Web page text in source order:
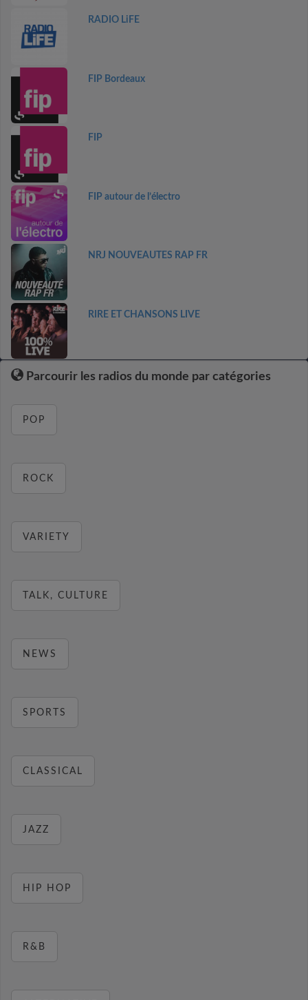
RADIO LiFE
FIP Bordeaux
FIP
FIP autour de l’électro
NRJ NOUVEAUTES RAP FR
RIRE ET CHANSONS LIVE
Parcourir les radios du monde par catégories
POP
ROCK
VARIETY
TALK, CULTURE
NEWS
SPORTS
CLASSICAL
JAZZ
HIP HOP
R&B